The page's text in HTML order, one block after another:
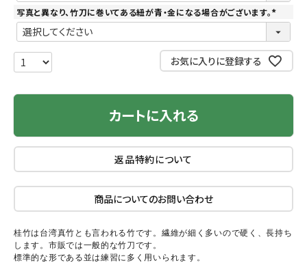
)
写真と異なり、竹刀に巻いてある紐が青・金になる場合がございます。
(
必
須
)
お気に入りに登録する
カートに入れる
返品特約について
商品についてのお問い合わせ
桂竹は台湾真竹とも言われる竹です。繊維が細く多いので硬く、長持ち
します。市販では一般的な竹刀です。
標準的な形である並は練習に多く用いられます。